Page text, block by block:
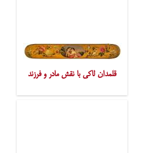
قلمدان لاکی با نقش مادر و فرزند